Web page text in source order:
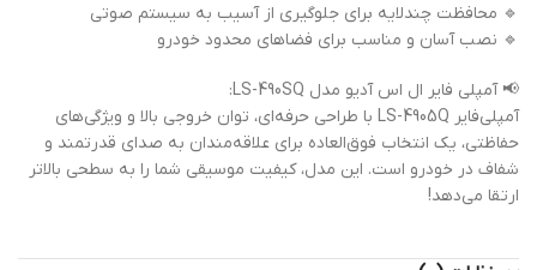
🔹 محافظت چندلایه برای جلوگیری از آسیب به سیستم صوتی
🔹 نصب آسان و مناسب برای فضاهای محدود خودرو
📢 آمپلی فایر ال اس آدیو مدل LS-490SQ:
آمپلی‌فایر LS-4905Q با طراحی حرفه‌ای، توان خروجی بالا و ویژگی‌های
حفاظتی، یک انتخاب فوق‌العاده برای علاقه‌مندان به صدای قدرتمند و
شفاف در خودرو است. این مدل، کیفیت موسیقی شما را به سطحی بالاتر
ارتقا می‌دهد!